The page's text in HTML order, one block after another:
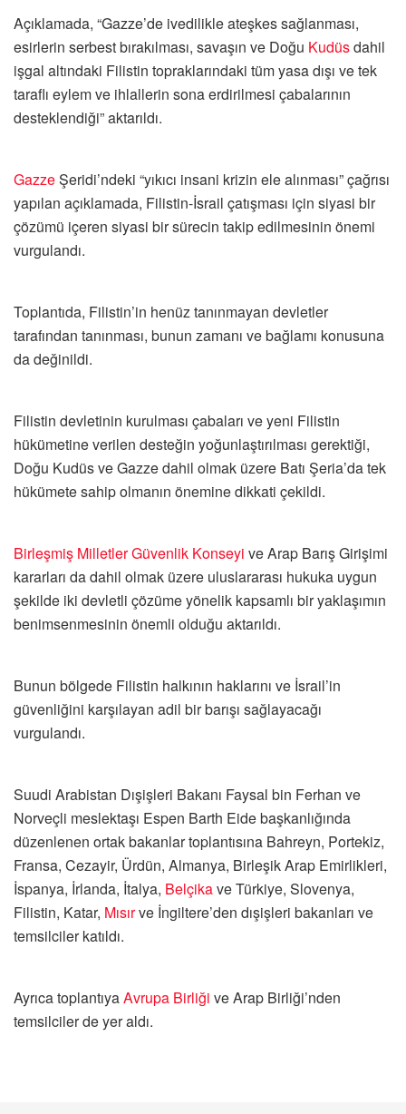
Açıklamada, “Gazze’de ivedilikle ateşkes sağlanması,
esirlerin serbest bırakılması, savaşın ve Doğu Kudüsdahil
işgal altındaki Filistin topraklarındaki tüm yasa dışı ve tek
taraflı eylem ve ihlallerin sona erdirilmesi çabalarının
desteklendiği” aktarıldı.
GazzeŞeridi’ndeki “yıkıcı insani krizin ele alınması” çağrısı
yapılan açıklamada, Filistin-İsrail çatışması için siyasi bir
çözümü içeren siyasi bir sürecin takip edilmesinin önemi
vurgulandı.
Toplantıda, Filistin’in henüz tanınmayan devletler
tarafından tanınması, bunun zamanı ve bağlamı konusuna
da değinildi.
Filistin devletinin kurulması çabaları ve yeni Filistin
hükümetine verilen desteğin yoğunlaştırılması gerektiği,
Doğu Kudüs ve Gazze dahil olmak üzere Batı Şeria’da tek
hükümete sahip olmanın önemine dikkati çekildi.
Birleşmiş MilletlerGüvenlik Konseyi ve Arap Barış Girişimi
kararları da dahil olmak üzere uluslararası hukuka uygun
şekilde iki devletli çözüme yönelik kapsamlı bir yaklaşımın
benimsenmesinin önemli olduğu aktarıldı.
Bunun bölgede Filistin halkının haklarını ve İsrail’in
güvenliğini karşılayan adil bir barışı sağlayacağı
vurgulandı.
Suudi Arabistan Dışişleri Bakanı Faysal bin Ferhan ve
Norveçli meslektaşı Espen Barth Eide başkanlığında
düzenlenen ortak bakanlar toplantısına Bahreyn, Portekiz,
Fransa, Cezayir, Ürdün, Almanya, Birleşik Arap Emirlikleri,
İspanya, İrlanda, İtalya, Belçikave Türkiye, Slovenya,
Filistin, Katar, Mısırve İngiltere’den dışişleri bakanları ve
temsilciler katıldı.
Ayrıca toplantıyaAvrupa Birliği ve Arap Birliği’nden
temsilciler de yer aldı.